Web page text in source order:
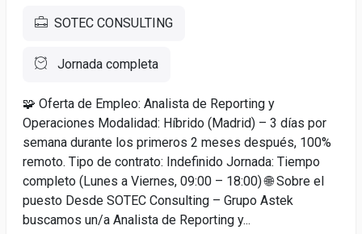
SOTEC CONSULTING
Jornada completa
🧩 Oferta de Empleo: Analista de Reporting y
Operaciones Modalidad: Híbrido (Madrid) – 3 días por
semana durante los primeros 2 meses después, 100%
remoto. Tipo de contrato: Indefinido Jornada: Tiempo
completo (Lunes a Viernes, 09:00 – 18:00) 🌐 Sobre el
puesto Desde SOTEC Consulting – Grupo Astek
buscamos un/a Analista de Reporting y...